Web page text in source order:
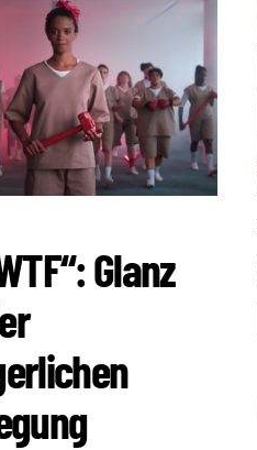
Glanz